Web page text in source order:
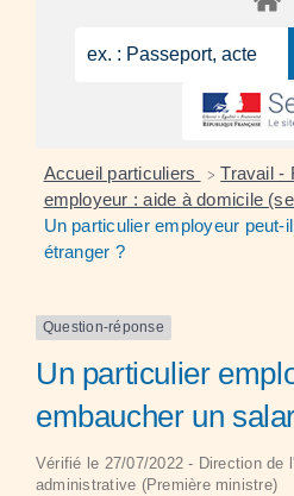
Accueil particuliers > Travail -
employeur : aide à domicile
Un particulier employeur peut-
étranger ?
Question-réponse
Un particulier
embaucher un
Vérifié le 27/07/2022 - Direction de
administrative (Première ministre)